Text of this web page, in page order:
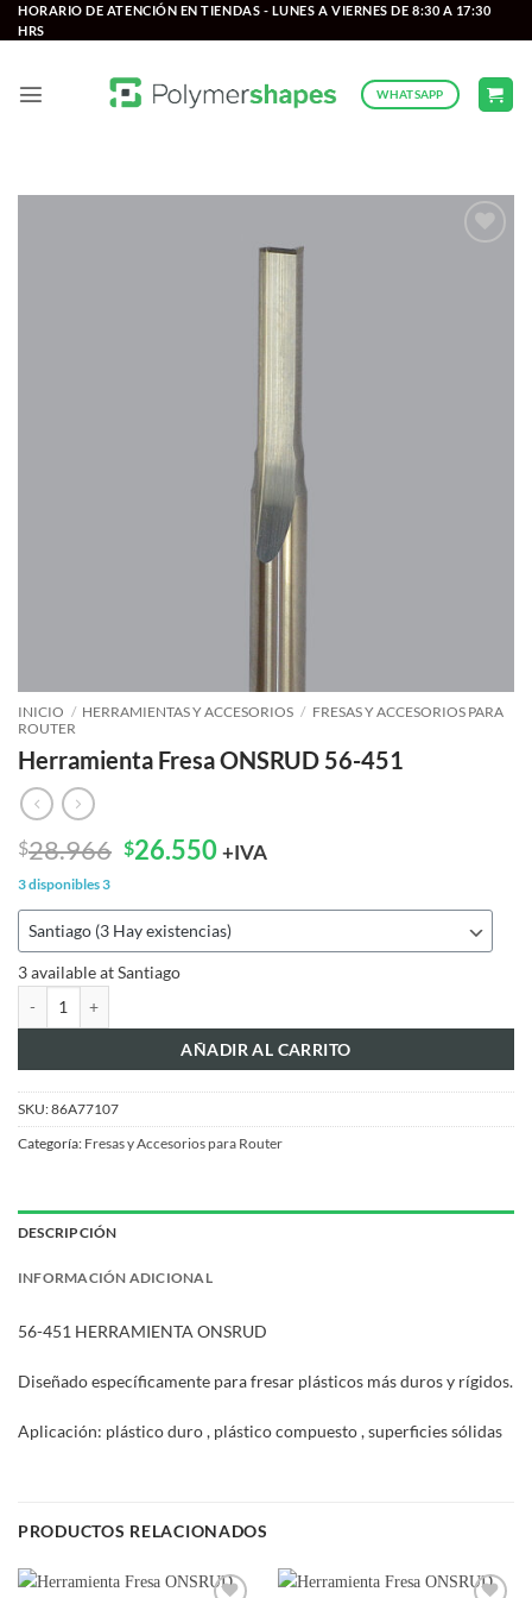
Saltar
al
HORARIO DE ATENCIÓN EN TIENDAS - LUNES A VIERNES DE 8:30 A 17:30
HRS
WHATSAPP
INICIO / HERRAMIENTAS Y ACCESORIOS / FRESAS Y ACCESORIOS PARA
ROUTER
Herramienta Fresa ONSRUD 56-451
$28.966 El
era:
$28.966.
$26.550El
es:
$26.550.
+IVA
3 disponibles3
3 available at Santiago
AÑADIR AL CARRITO
SKU:86A77107
Categoría: Fresas y Accesorios para Router
DESCRIPCIÓN
INFORMACIÓN ADICIONAL
56-451 HERRAMIENTA ONSRUD
Diseñado específicamente para fresar plásticos más duros y rígidos.
Aplicación: plástico duro , plástico compuesto , superficies sólidas
PRODUCTOS RELACIONADOS